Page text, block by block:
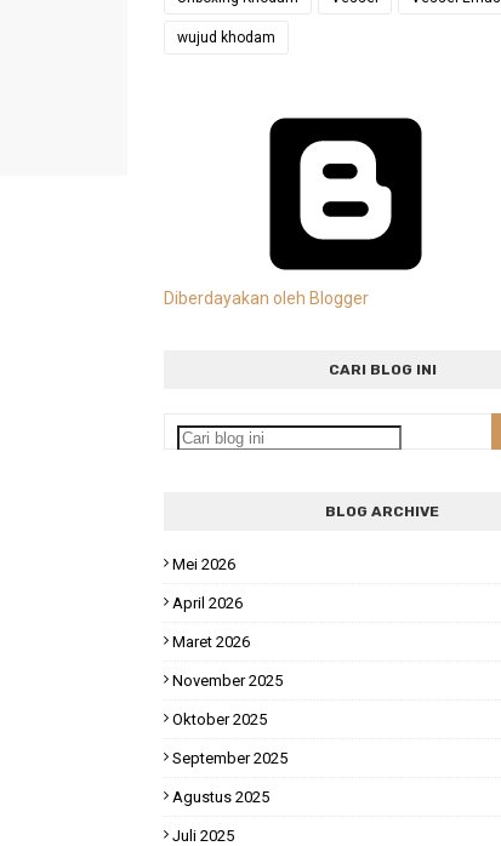
wujud khodam
Diberdayakan oleh Blogger
CARI BLOG INI
BLOG ARCHIVE
Mei 2026
April 2026
Maret 2026
November 2025
Oktober 2025
September 2025
Agustus 2025
Juli 2025